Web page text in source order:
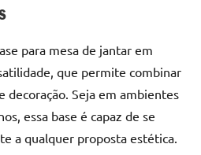
para mesa de jantar em
que permite combinar
decoração. Seja em ambientes
essa base é capaz de se
a qualquer proposta estética.